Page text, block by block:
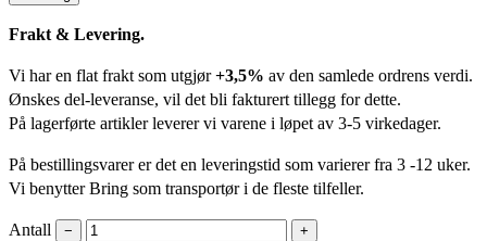
Frakt & Levering.
Vi har en flat frakt som utgjør+3,5% av den samlede ordrens verdi.
Ønskes del-leveranse, vil det bli fakturert tillegg for dette.
På lagerførte artikler leverer vi varene i løpet av 3-5 virkedager.
På bestillingsvarer er det en leveringstid som varierer fra 3 -12 uker.
Vi benytter Bring som transportør i de fleste tilfeller.
Antall − +